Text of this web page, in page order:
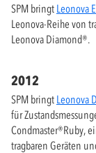
SPM bringt Leonova
Leonova-Reihe von
Leonova Diamond®.
2012
SPM bringt Leonova
für
Condmaster®Ruby,
tragbaren Geräten